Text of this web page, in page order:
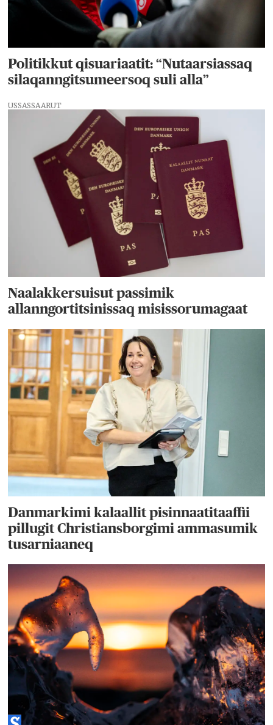
Politikkut qisuariaatit: “Nutaarsiassaq
silaqanngitsumeersoq suli alla”
USSASSAARUT
Naalakkersuisut passimik
allanngortitsinissaq misissorumagaat
Danmarkimi kalaallit pisinnaatitaaffii
pillugit Christiansborgimi ammasumik
tusarniaaneq